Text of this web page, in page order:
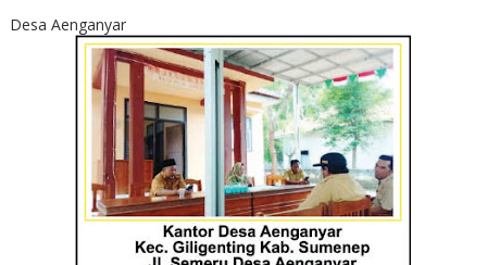
Desa Aenganyar